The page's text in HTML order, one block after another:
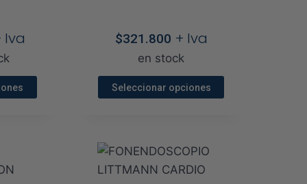
Iva $321.800 + Iva
en stock
Seleccionar opciones
tiene
múltiples